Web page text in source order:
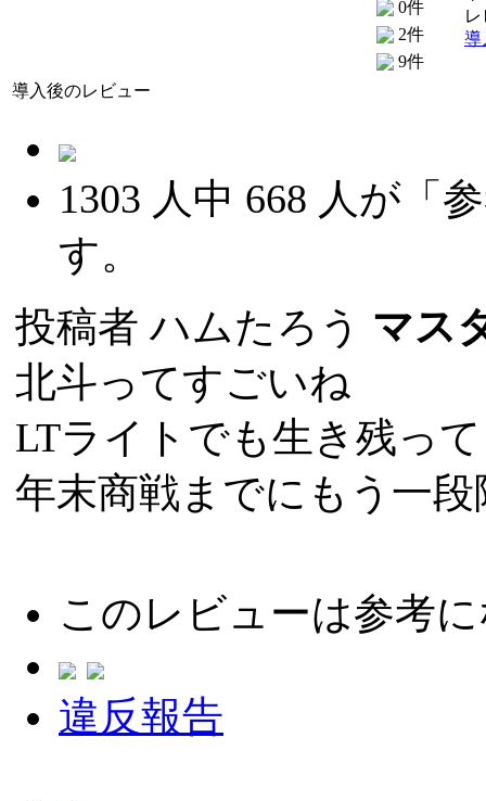
0件
2件
9件
導
導入後のレビュー
1303 人中 668 人が「
す。
投稿者ハムたろう マス
北斗ってすごいね
LTライトでも生き残っ
年末商戦までにもう一
このレビューは参考
違反報告